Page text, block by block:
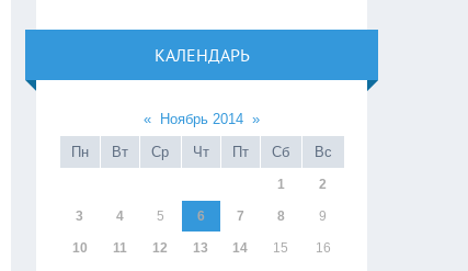
КАЛЕНДАРЬ
« Ноябрь 2014 »
Пн
Вт Ср Чт Пт Сб Вс
1 2
3 4 5 6 7 8 9
10 11 12 13 14 15 16